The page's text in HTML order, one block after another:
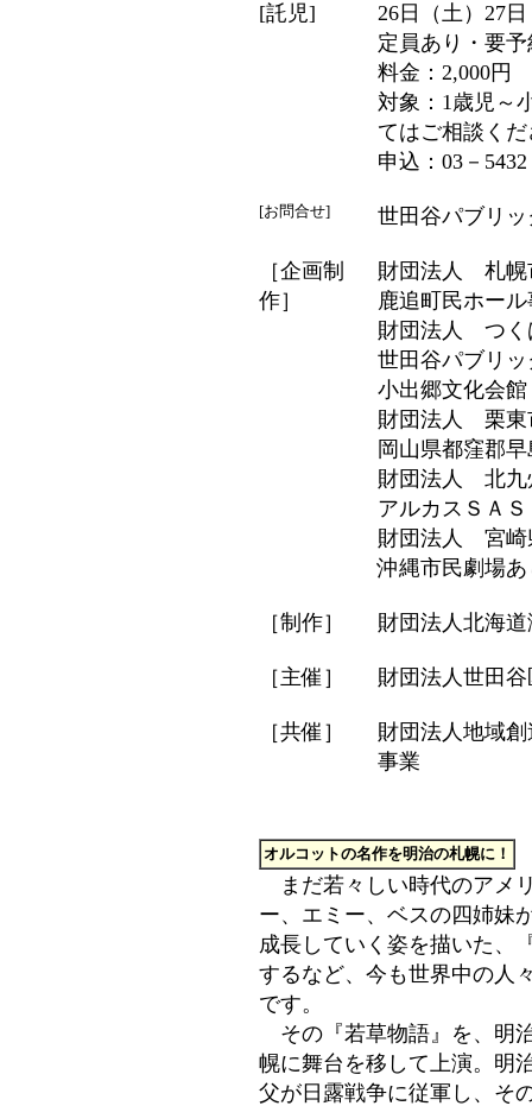
[託児]
26日（土）27
定員あり・要予
料金：2,000円
対象：1歳児～
てはご相談く
申込：03－
[お問合せ] 世田谷パブリ
［企画制
作］
財団法人 札幌
鹿追町民ホー
財団法人 つく
世田谷パブリ
小出郷文化会館
財団法人 栗東
岡山県都窪郡
財団法人 北九
アルカスＳＡ
財団法人 宮崎
沖縄市民劇場
［制作］ 財団法人北海
［主催］ 財団法人世田
［共催］
財団法人地域
事業
オルコットの名作を明治の札幌に！
まだ若々しい時代のアメ
ー、エミー、ベスの四姉妹
成長していく姿を描いた、
するなど、今も世界中の人
です。
その『若草物語』を、明
幌に舞台を移して上演。明
父が日露戦争に従軍し、そ